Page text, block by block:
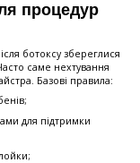
процедур
ботоксу збереглися
саме нехтування
Базові правила:
для підтримки